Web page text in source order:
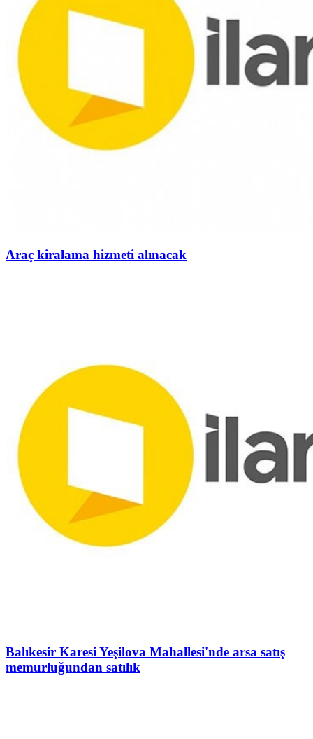
Araç kiralama hizmeti alınacak
Balıkesir Karesi Yeşilova Mahallesi'nde arsa satış
memurluğundan satılık